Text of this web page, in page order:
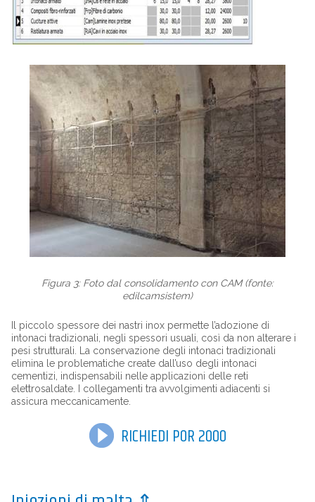
Figura 3: Foto dal consolidamento con CAM (fonte:
edilcamsistem)
Il piccolo spessore dei nastri inox permette l’adozione di
intonaci tradizionali, negli spessori usuali, così da non alterare i
pesi strutturali. La conservazione degli intonaci tradizionali
elimina le problematiche create dall’uso degli intonaci
cementizi, indispensabili nelle applicazioni delle reti
elettrosaldate. I collegamenti tra avvolgimenti adiacenti si
assicura meccanicamente.
RICHIEDI POR 2000